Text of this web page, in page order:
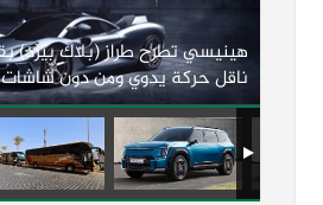
ناقل حركة يدوي ومن دون شاشات